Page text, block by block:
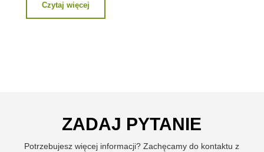
Czytaj więcej
ZADAJ PYTANIE
Potrzebujesz więcej informacji? Zachęcamy do kontaktu z